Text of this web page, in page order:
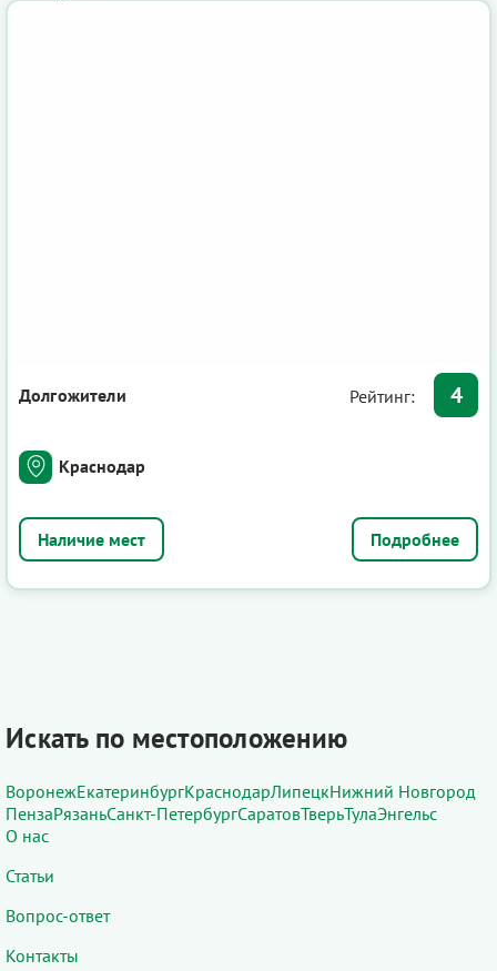
Долгожители Рейтинг: 4
Краснодар
Подробнее
Искать по местоположению
ВоронежЕкатеринбургКраснодарЛипецкНижний Новгород
ПензаРязаньСанкт-ПетербургСаратовТверьТулаЭнгельс
О нас
Статьи
Вопрос-ответ
Контакты